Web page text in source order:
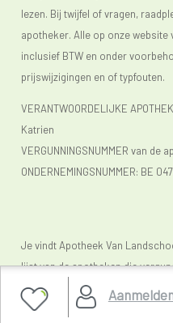
lezen. Bij twijfel of vragen,
apotheker. Alle op onze website
inclusief BTW en onder
prijswijzigingen en of typfouten.
VERANTWOORDELIJKE
Katrien
VERGUNNINGSNUMMER van de
ONDERNEMINGSNUMMER: BE
Je vindt Apotheek Van
lijst van de apotheken die
(www.fagg.be)controleert de
Belgische (online) apotheken.